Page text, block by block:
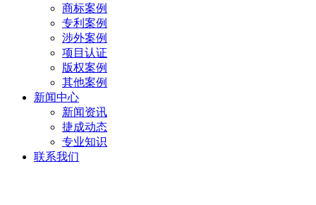
商标案例
专利案例
涉外案例
项目认证
版权案例
其他案例
新闻中心
新闻资讯
捷成动态
专业知识
联系我们